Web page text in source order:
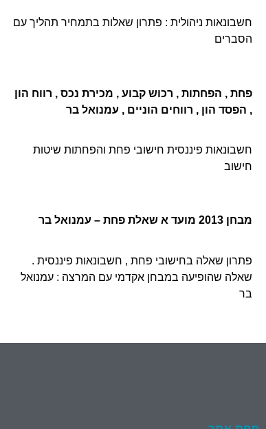
חשבונאות ניהולית : פתרון שאלות בתמחיר תהליך עם
הסברים
פחת , הפחתות , רכוש קבוע , מכירת נכס , רווח הון
, הפסד הון , רווחים הוניים , עמנואל בר
חשבונאות פיננסית חישובי פחת והפחתות שיטות
חישוב
מבחן 2013 מועד א שאלת פחת – עמנואל בר
פתרון שאלה בחישובי פחת , חשבונאות פיננסית .
שאלה שהופיעה במבחן אקדמי עם המרצה : עמנואל
בר